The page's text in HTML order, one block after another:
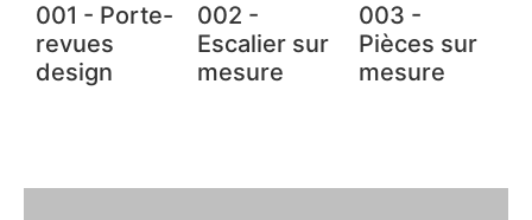
001 - Porte-
revues
design
002 -
Escalier sur
mesure
003 -
Pièces sur
mesure